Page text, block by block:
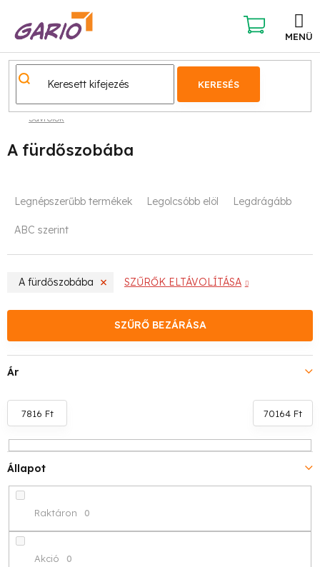
KERESÉS
KOSÁR
Sávrolók
A fürdőszobába
T
m
e
e
n
d
e
z
Legnépszerűbb termékek Legolcsóbb elöl Legdrágább
ABC szerint
A fürdőszobába SZŰRŐK ELTÁVOLÍTÁSA
SZŰRŐ BEZÁRÁSA
Ár
7816 Ft 70164 Ft
Állapot
Raktáron 0
Akció 0